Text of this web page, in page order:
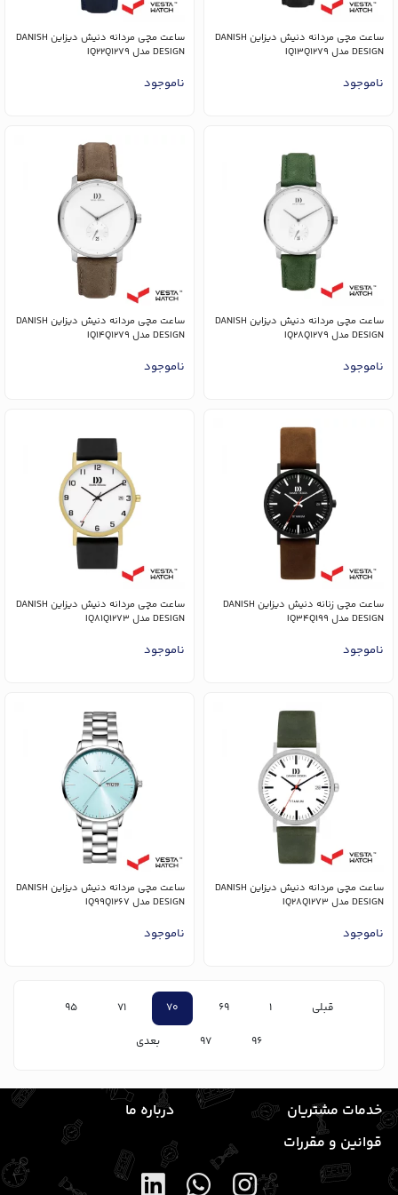
ساعت مچی مردانه دنیش دیزاین DANISH
DESIGN مدل IQ13Q1279
ناموجود
ساعت مچی مردانه دنیش دیزاین DANISH
DESIGN مدل IQ22Q1279
ناموجود
ساعت مچی مردانه دنیش دیزاین DANISH
DESIGN مدل IQ28Q1279
ناموجود
ساعت مچی مردانه دنیش دیزاین DANISH
DESIGN مدل IQ14Q1279
ناموجود
ساعت مچی زنانه دنیش دیزاین DANISH
DESIGN مدل IQ34Q199
ناموجود
ساعت مچی مردانه دنیش دیزاین DANISH
DESIGN مدل IQ81Q1273
ناموجود
ساعت مچی مردانه دنیش دیزاین DANISH
DESIGN مدل IQ28Q1273
ناموجود
ساعت مچی مردانه دنیش دیزاین DANISH
DESIGN مدل IQ99Q1267
ناموجود
قبلی 1
69
70
71
95
96
97 بعدی
خدمات مشتریان
درباره ما
قوانین و مقررات